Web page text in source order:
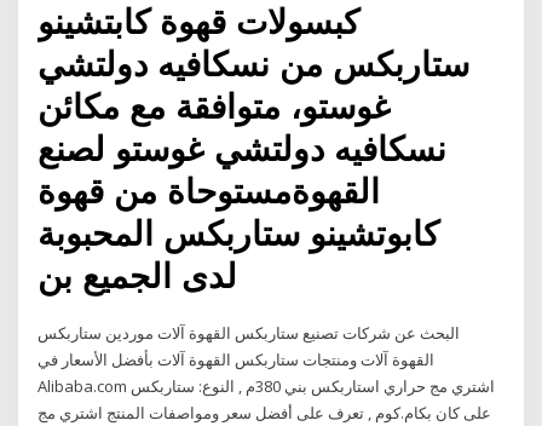
كبسولات قهوة كابتشينو
ستاربكس من نسكافيه دولتشي
غوستو، متوافقة مع مكائن
نسكافيه دولتشي غوستو لصنع
القهوةمستوحاة من قهوة
كابوتشينو ستاربكس المحبوبة
لدى الجميع بن
البحث عن شركات تصنيع ستاربكس القهوة آلات موردين ستاربكس
القهوة آلات ومنتجات ستاربكس القهوة آلات بأفضل الأسعار في
Alibaba.com اشتري مج حراري استاربكس بني 380م , النوع: ستاربكس
على كان بكام.كوم , تعرف على أفضل سعر ومواصفات المنتج اشتري مج